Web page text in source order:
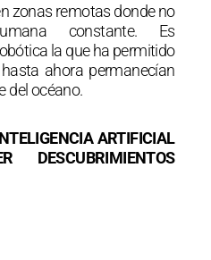
zonas remotas donde no
constante. Es
la que ha permitido
ahora permanecían
del océano.
ARTIFICIAL
DESCUBRIMIENTOS